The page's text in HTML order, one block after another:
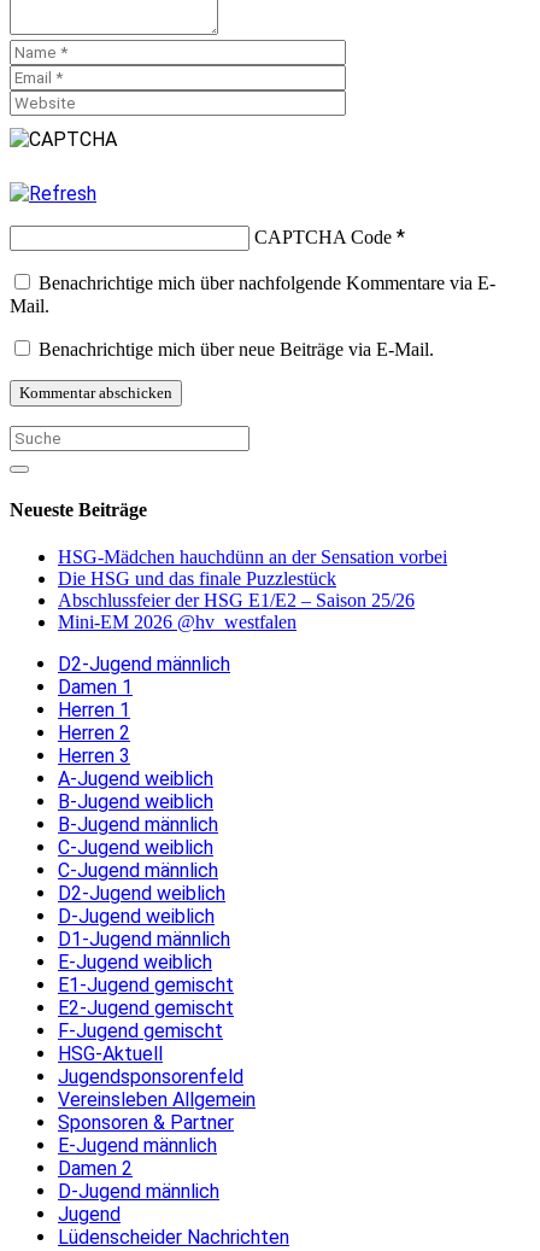
CAPTCHA Code *
Benachrichtige mich über nachfolgende Kommentare via E-
Mail.
Benachrichtige mich über neue Beiträge via E-Mail.
Neueste Beiträge
HSG-Mädchen hauchdünn an der Sensation vorbei
Die HSG und das finale Puzzlestück
Abschlussfeier der HSG E1/E2 – Saison 25/26
Mini-EM 2026 @hv_westfalen
D2-Jugend männlich
Damen 1
Herren 1
Herren 2
Herren 3
A-Jugend weiblich
B-Jugend weiblich
B-Jugend männlich
C-Jugend weiblich
C-Jugend männlich
D2-Jugend weiblich
D-Jugend weiblich
D1-Jugend männlich
E-Jugend weiblich
E1-Jugend gemischt
E2-Jugend gemischt
F-Jugend gemischt
HSG-Aktuell
Jugendsponsorenfeld
Vereinsleben Allgemein
Sponsoren & Partner
E-Jugend männlich
Damen 2
D-Jugend männlich
Jugend
Lüdenscheider Nachrichten